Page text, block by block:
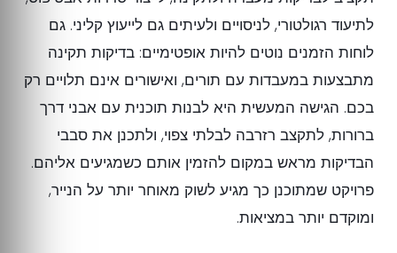
לתיעוד רגולטורי, לניסויים ולעיתים גם לייעוץ קליני. גם
לוחות הזמנים נוטים להיות אופטימיים: בדיקות תקינה
מתבצעות במעבדות עם תורים, ואישורים אינם תלויים רק
בכם. הגישה המעשית היא לבנות תוכנית עם אבני דרך
ברורות, לתקצב רזרבה לבלתי צפוי, ולתכנן את סבבי
הבדיקות מראש במקום להזמין אותם כשמגיעים אליהם.
פרויקט שמתוכנן כך מגיע לשוק מאוחר יותר על הנייר,
ומוקדם יותר במציאות.